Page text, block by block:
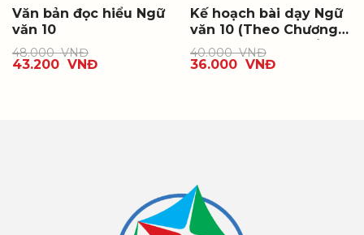
Văn bản đọc hiểu Ngữ
văn 10
48.000VNĐ
43.200 VNĐ
Kế hoạch bài dạy Ngữ
văn 10 (Theo Chương
trình Giáo dục phổ
thông môn Ngữ văn
40.000VNĐ
36.000 VNĐ